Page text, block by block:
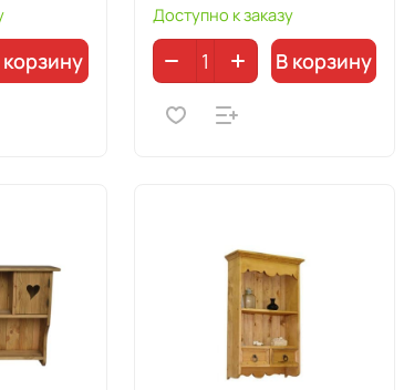
Доступно к заказу
В корзину